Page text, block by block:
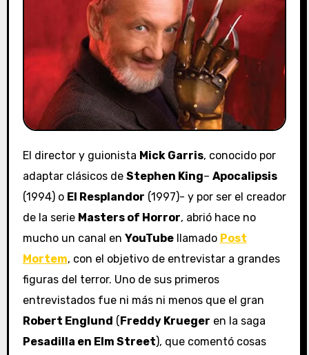
El director y guionista Mick Garris, conocido por
adaptar clásicos de Stephen King– Apocalipsis
(1994) o El Resplandor (1997)- y por ser el creador
de la serie Masters of Horror, abrió hace no
mucho un canal en YouTubellamado Post
Mortem, con el objetivo de entrevistar a grandes
figuras del terror. Uno de sus primeros
entrevistados fue ni más ni menos que el gran
Robert Englund ( Freddy Krueger en la saga
Pesadilla en Elm Street), que comentó cosas